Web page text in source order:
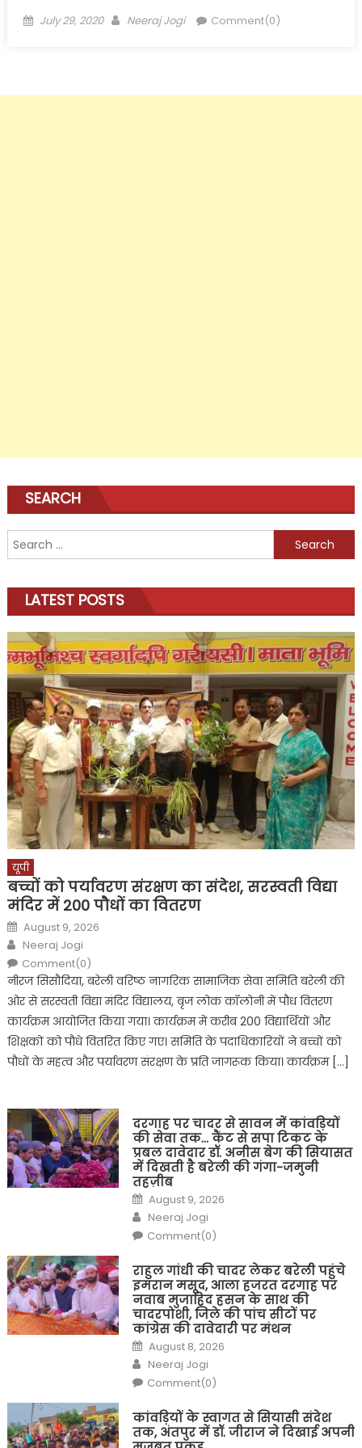
Posted
July 29, 2020 Author
Neeraj Jogi Comment(0)
SEARCH
Search
for:
LATEST POSTS
यूपी
बच्चों को पर्यावरण संरक्षण का संदेश, सरस्वती विद्या
मंदिर में 200 पौधों का वितरण
Posted
on
August 9, 2026
Author
Neeraj Jogi
Comment(0)
नीरज सिसौदिया, बरेली वरिष्ठ नागरिक सामाजिक सेवा समिति बरेली की
ओर से सरस्वती विद्या मंदिर विद्यालय, बृज लोक कॉलोनी में पौध वितरण
कार्यक्रम आयोजित किया गया। कार्यक्रम में करीब 200 विद्यार्थियों और
शिक्षकों को पौधे वितरित किए गए। समिति के पदाधिकारियों ने बच्चों को
पौधों के महत्व और पर्यावरण संरक्षण के प्रति जागरूक किया। कार्यक्रम […]
दरगाह पर चादर से सावन में कांवड़ियों
की सेवा तक… कैंट से सपा टिकट के
प्रबल दावेदार डॉ. अनीस बेग की सियासत
में दिखती है बरेली की गंगा-जमुनी
तहज़ीब
Posted
on
August 9, 2026
Author
Neeraj Jogi
Comment(0)
राहुल गांधी की चादर लेकर बरेली पहुंचे
इमरान मसूद, आला हजरत दरगाह पर
नवाब मुजाहिद हसन के साथ की
चादरपोशी, जिले की पांच सीटों पर
कांग्रेस की दावेदारी पर मंथन
Posted
on
August 8, 2026
Author
Neeraj Jogi
Comment(0)
कांवड़ियों के स्वागत से सियासी संदेश
तक, अंतपुर में डॉ. जीराज ने दिखाई अपनी